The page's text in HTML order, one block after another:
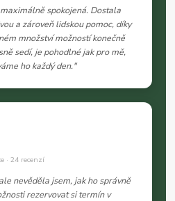
spokojená. Dostala
a zároveň lidskou pomoc, díky
množství možností konečně
sedí, je pohodlné jak pro mě,
ho každý den."
· 24 recenzí
nevěděla jsem, jak ho správně
rezervovat si termín v